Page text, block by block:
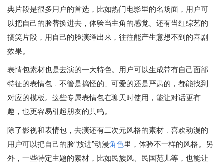
典片段是很多用户的首选，比如热门电影里的名场面，用户可
以把自己的脸替换进去，体验当主角的感觉。还有当红综艺的
搞笑片段，用自己的脸演绎出来，往往能产生意想不到的喜剧
效果。
表情包素材也是去演的一大特色。用户可以生成带有自己面部
特征的表情包，不管是搞怪的、可爱的还是严肃的，都能找到
对应的模板。这些专属表情包在聊天时使用，能让对话更有
趣，也更容易引起朋友的共鸣。
除了影视和表情包，去演还有二次元风格的素材，喜欢动漫的
用户可以把自己的脸“放进”动漫角色里，体验不一样的风格。另
外，一些特定主题的素材，比如民族风、民国范儿等，也能让